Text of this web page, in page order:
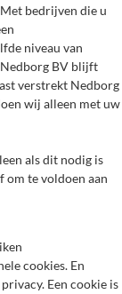
bedrijven die u
niveau van
BV blijft
verstrekt Nedborg
wij alleen met uw
als dit nodig is
om te voldoen aan
cookies. En
Een cookie is